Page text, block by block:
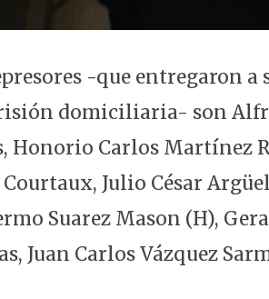
-que entregaron
domiciliaria- son
Honorio Carlos Martínez
Julio César
Suarez Mason (H),
Juan Carlos Vázquez